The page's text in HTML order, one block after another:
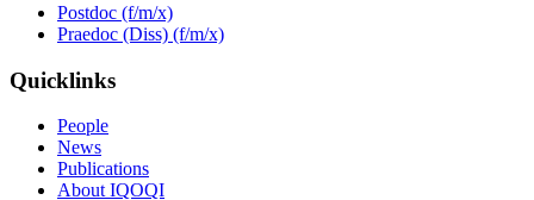
Postdoc (f/m/x)
Praedoc (Diss) (f/m/x)
Quicklinks
People
News
Publications
About IQOQI